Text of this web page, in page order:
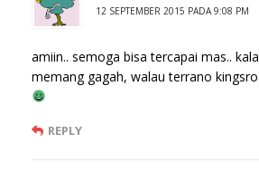
12 SEPTEMBER 2015 PADA 9:08 PM
amiin.. semoga bisa tercapai mas..
memang gagah, walau terrano
REPLY